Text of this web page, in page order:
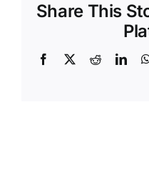
Share This
Facebook
X Reddit